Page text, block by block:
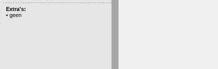
Extra's:
• geen